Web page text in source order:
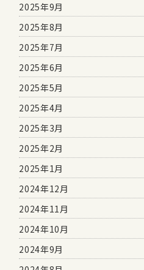
2025年9月
2025年8月
2025年7月
2025年6月
2025年5月
2025年4月
2025年3月
2025年2月
2025年1月
2024年12月
2024年11月
2024年10月
2024年9月